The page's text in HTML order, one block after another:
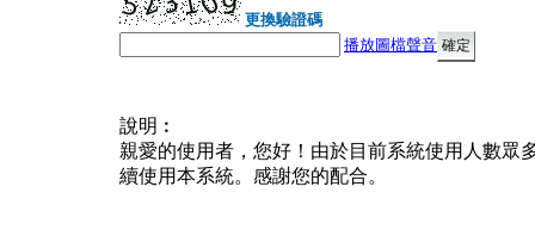
更換驗證碼
播放圖檔聲音
說明︰
親愛的使用者，您好！由於目前系統使用人數眾
續使用本系統。感謝您的配合。